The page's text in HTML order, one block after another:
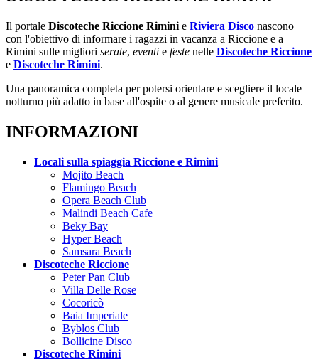
Il portale Discoteche Riccione Rimini e Riviera Disco nascono
con l'obiettivo di informare i ragazzi in vacanza a Riccione e a
Rimini sulle migliori serate, eventi e feste nelle Discoteche Riccione
e Discoteche Rimini.
Una panoramica completa per potersi orientare e scegliere il locale
notturno più adatto in base all'ospite o al genere musicale preferito.
INFORMAZIONI
Locali sulla spiaggia Riccione e Rimini
Mojito Beach
Flamingo Beach
Opera Beach Club
Malindi Beach Cafe
Beky Bay
Hyper Beach
Samsara Beach
Discoteche Riccione
Peter Pan Club
Villa Delle Rose
Cocoricò
Baia Imperiale
Byblos Club
Bollicine Disco
Discoteche Rimini